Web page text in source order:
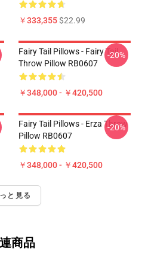
￥333,355$22.99
Fairy Tail Pillows - Fairy Tail
Throw Pillow RB0607
￥348,000 - ￥420,500
-20%
Fairy Tail Pillows - Erza Throw
Pillow RB0607
￥348,000 - ￥420,500
-20%
と見る
商品